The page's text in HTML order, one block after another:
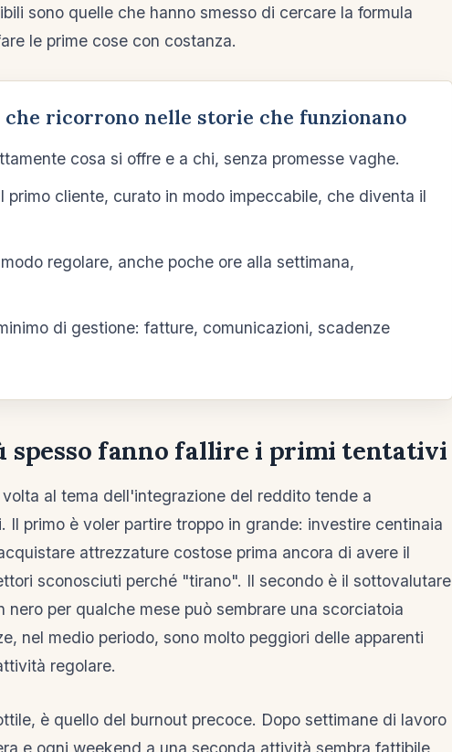
sono quelle che hanno smesso di cercare la formula
le prime cose con costanza.
ricorrono nelle storie che funzionano
cosa si offre e a chi, senza promesse vaghe.
primo cliente, curato in modo impeccabile, che diventa il
regolare, anche poche ore alla settimana,
di gestione: fatture, comunicazioni, scadenze
spesso fanno fallire i primi tentativi
al tema dell'integrazione del reddito tende a
Il primo è voler partire troppo in grande: investire centinaia
attrezzature costose prima ancora di avere il
sconosciuti perché "tirano". Il secondo è il sottovalutare
nero per qualche mese può sembrare una scorciatoia
nel medio periodo, sono molto peggiori delle apparenti
regolare.
è quello del burnout precoce. Dopo settimane di lavoro
e ogni weekend a una seconda attività sembra fattibile